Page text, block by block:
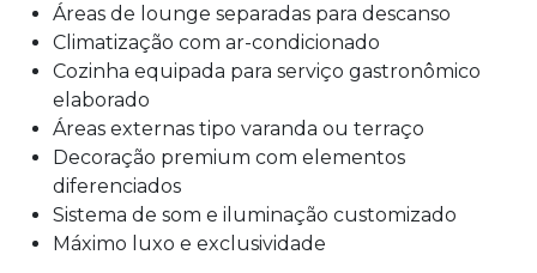
Áreas de lounge separadas para descanso
Climatização com ar-condicionado
Cozinha equipada para serviço gastronômico
elaborado
Áreas externas tipo varanda ou terraço
Decoração premium com elementos
diferenciados
Sistema de som e iluminação customizado
Máximo luxo e exclusividade